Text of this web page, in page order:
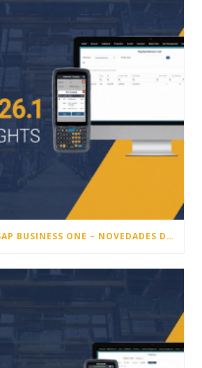
LISA WMS PARA SAP BUSINESS ONE – NOVEDADES DE LA VERSIÓN 26.1